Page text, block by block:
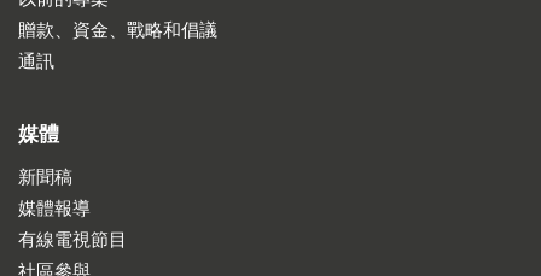
贈款、資金、戰略和倡議
通訊
媒體
新聞稿
媒體報導
有線電視節目
社區參與